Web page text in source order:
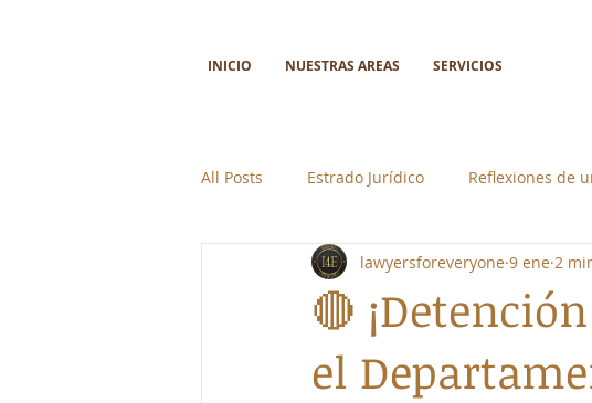
INICIO NUESTRAS AREAS SERVICIOS
All Posts Estrado Jurídico Reflexiones de
Ciencia y tecnología Colabora con
🔴
el
lawyersforeveryone 9 ene 2